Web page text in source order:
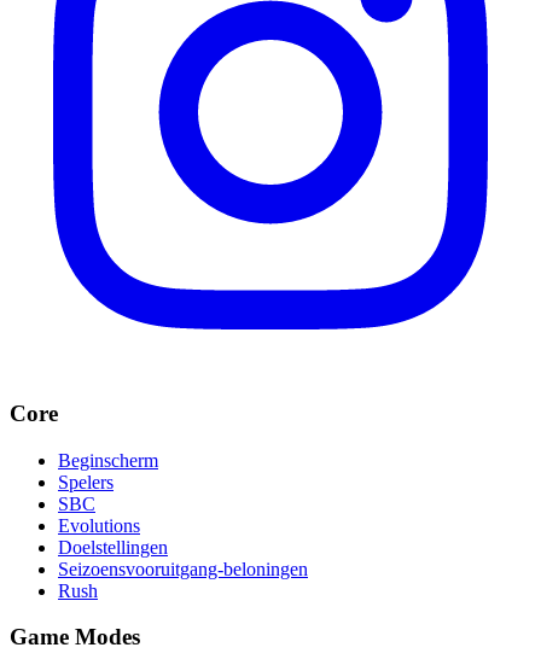
Core
Beginscherm
Spelers
SBC
Evolutions
Doelstellingen
Seizoensvooruitgang-beloningen
Rush
Game Modes